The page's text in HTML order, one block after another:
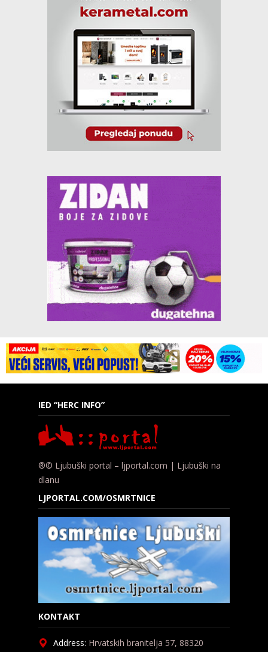
IED “HERC INFO”
®© Ljubuški portal – ljportal.com | Ljubuški na
dlanu
LJPORTAL.COM/OSMRTNICE
KONTAKT
Address: Hrvatskih branitelja 57, 88320